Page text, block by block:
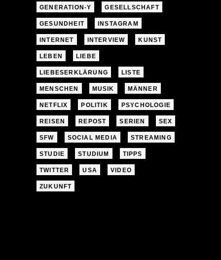
GENERATION-Y GESELLSCHAFT
GESUNDHEIT INSTAGRAM
INTERNET INTERVIEW KUNST
LEBEN LIEBE
LIEBESERKLÄRUNG LISTE
MENSCHEN MUSIK MÄNNER
NETFLIX POLITIK PSYCHOLOGIE
REISEN REPOST SERIEN SEX
SFW SOCIAL MEDIA STREAMING
STUDIE STUDIUM TIPPS
TWITTER USA VIDEO
ZUKUNFT